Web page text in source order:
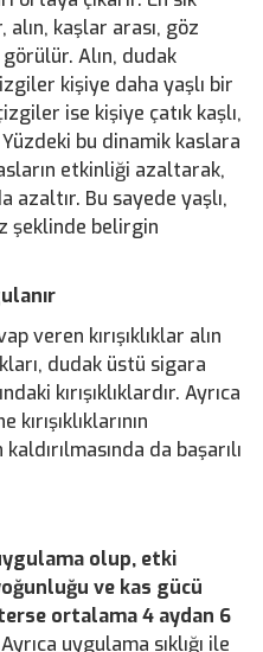
kaşlar arası, göz
Alın, dudak
kişiye daha yaşlı bir
ise kişiye çatık kaşlı,
bu dinamik kaslara
etkinliği azaltarak,
azaltır. Bu sayede yaşlı,
şeklinde belirgin
veren kırışıklıklar alın
dudak üstü sigara
kırışıklıklardır. Ayrıca
da başarılı
olup, etki
ve kas gücü
ortalama 4 aydan 6
Ayrıca uygulama sıklığı ile